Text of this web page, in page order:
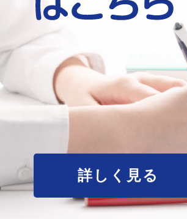
詳しく見る